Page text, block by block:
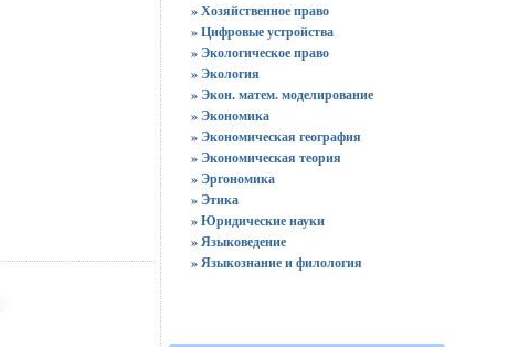
» Хозяйственное право
» Цифровые устройства
» Экологическое право
» Экология
» Экон. матем. моделирование
» Экономика
» Экономическая география
» Экономическая теория
» Эргономика
» Этика
» Юридические науки
» Языковедение
» Языкознание и филология